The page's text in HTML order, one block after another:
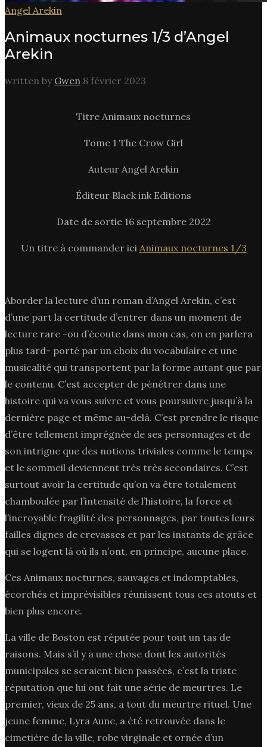
Angel Arekin
Animaux nocturnes 1/3 d’Angel
Arekin
written by Gwen 8 février 2023
Titre Animaux nocturnes
Tome 1 The Crow Girl
Auteur Angel Arekin
Éditeur Black ink Editions
Date de sortie 16 septembre 2022
Un titre à commander ici Animaux nocturnes 1/3
Aborder la lecture d’un roman d’Angel Arekin, c’est
d’une part la certitude d’entrer dans un moment de
lecture rare -ou d’écoute dans mon cas, on en parlera
plus tard- porté par un choix du vocabulaire et une
musicalité qui transportent par la forme autant que par
le contenu. C’est accepter de pénétrer dans une
histoire qui va vous suivre et vous poursuivre jusqu’à la
dernière page et même au-delà. C’est prendre le risque
d’être tellement imprégnée de ses personnages et de
son intrigue que des notions triviales comme le temps
et le sommeil deviennent très très secondaires. C’est
surtout avoir la certitude qu’on va être totalement
chamboulée par l’intensité de l’histoire, la force et
l’incroyable fragilité des personnages, par toutes leurs
failles dignes de crevasses et par les instants de grâce
qui se logent là où ils n’ont, en principe, aucune place.
Ces Animaux nocturnes, sauvages et indomptables,
écorchés et imprévisibles réunissent tous ces atouts et
bien plus encore.
La ville de Boston est réputée pour tout un tas de
raisons. Mais s’il y a une chose dont les autorités
municipales se seraient bien passées, c’est la triste
réputation que lui ont fait une série de meurtres. Le
premier, vieux de 25 ans, a tout du meurtre rituel. Une
jeune femme, Lyra Aune, a été retrouvée dans le
cimetière de la ville, robe virginale et ornée d’un